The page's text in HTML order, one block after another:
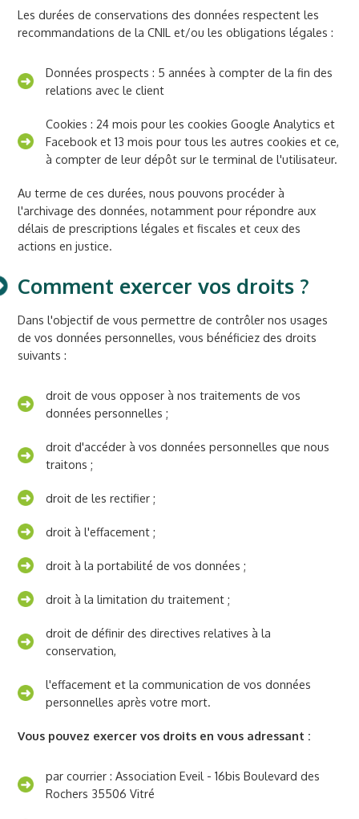
Les durées de conservations des données respectent les
recommandations de la CNIL et/ou les obligations légales :
Données prospects : 5 années à compter de la fin des
relations avec le client
Cookies : 24 mois pour les cookies Google Analytics et
Facebook et 13 mois pour tous les autres cookies et ce,
à compter de leur dépôt sur le terminal de l'utilisateur.
Au terme de ces durées, nous pouvons procéder à
l'archivage des données, notamment pour répondre aux
délais de prescriptions légales et fiscales et ceux des
actions en justice.
Comment exercer vos droits ?
Dans l'objectif de vous permettre de contrôler nos usages
de vos données personnelles, vous bénéficiez des droits
suivants :
droit de vous opposer à nos traitements de vos
données personnelles ;
droit d'accéder à vos données personnelles que nous
traitons ;
droit de les rectifier ;
droit à l'effacement ;
droit à la portabilité de vos données ;
droit à la limitation du traitement ;
droit de définir des directives relatives à la
conservation,
l'effacement et la communication de vos données
personnelles après votre mort.
Vous pouvez exercer vos droits en vous adressant :
par courrier : Association Eveil - 16bis Boulevard des
Rochers 35506 Vitré